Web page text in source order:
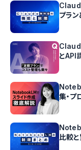
プラ
とAPI
集・プ
比較